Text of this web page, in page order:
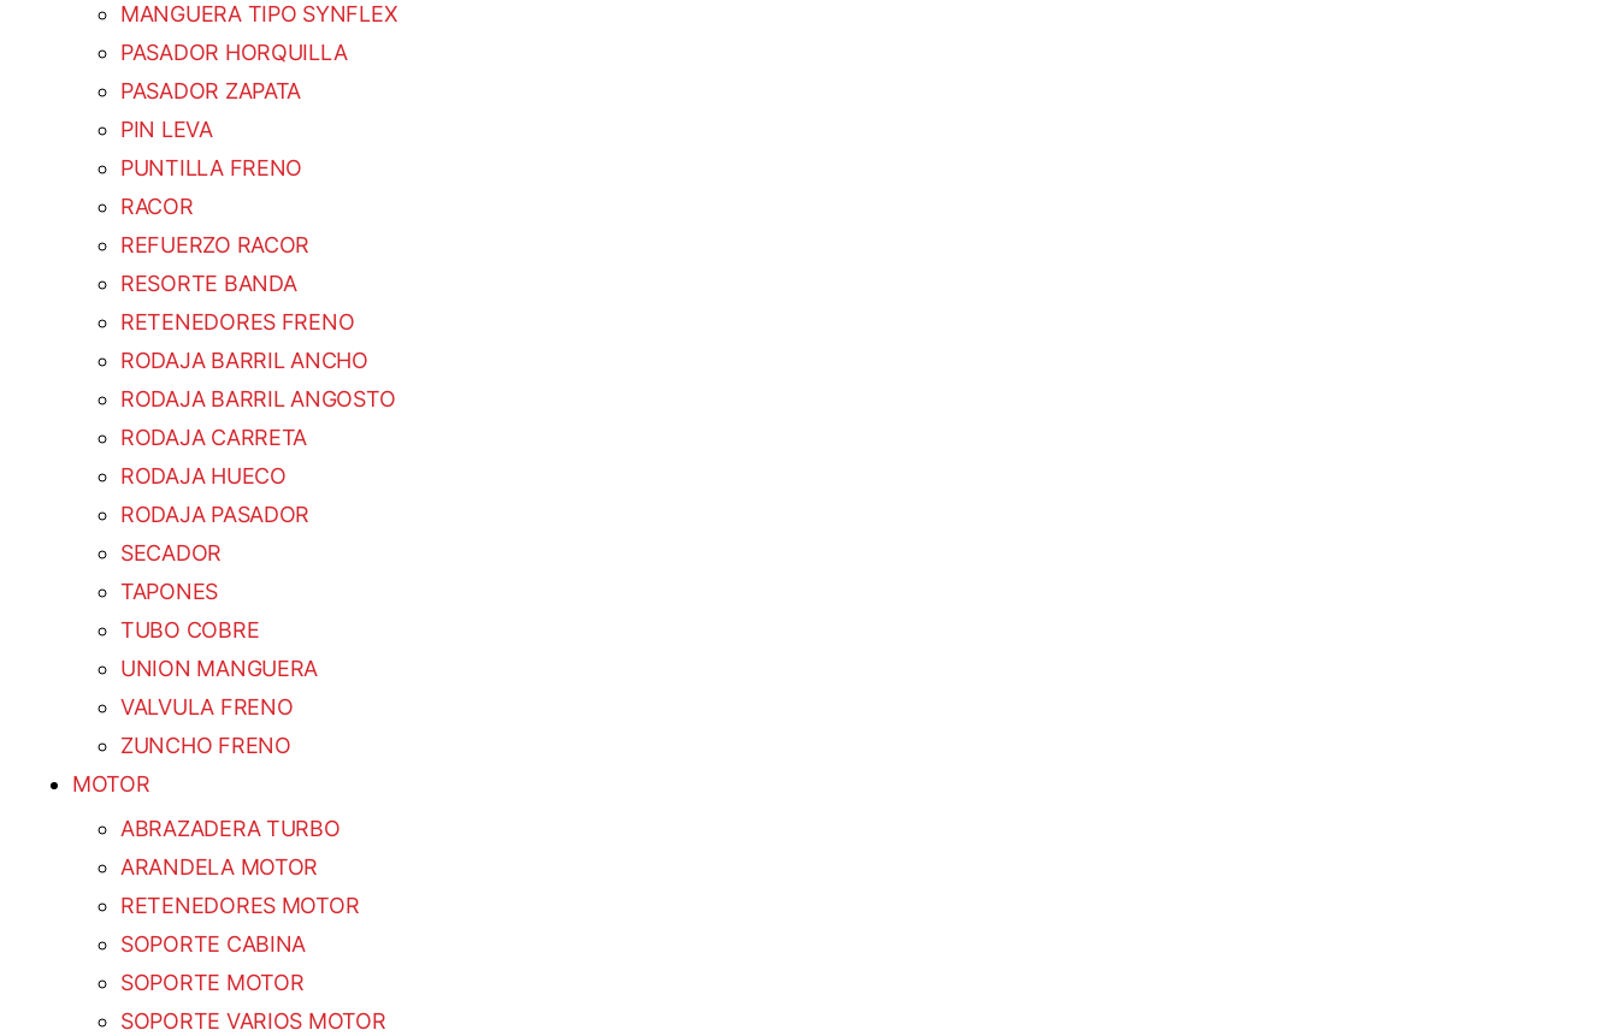
MANGUERA TIPO SYNFLEX
PASADOR HORQUILLA
PASADOR ZAPATA
PIN LEVA
PUNTILLA FRENO
RACOR
REFUERZO RACOR
RESORTE BANDA
RETENEDORES FRENO
RODAJA BARRIL ANCHO
RODAJA BARRIL ANGOSTO
RODAJA CARRETA
RODAJA HUECO
RODAJA PASADOR
SECADOR
TAPONES
TUBO COBRE
UNION MANGUERA
VALVULA FRENO
ZUNCHO FRENO
MOTOR
ABRAZADERA TURBO
ARANDELA MOTOR
RETENEDORES MOTOR
SOPORTE CABINA
SOPORTE MOTOR
SOPORTE VARIOS MOTOR